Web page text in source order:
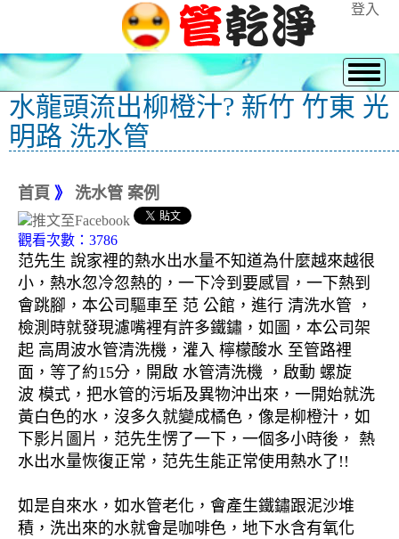
登入
水龍頭流出柳橙汁? 新竹 竹東 光
明路 洗水管
首頁 》 洗水管 案例
觀看次數：3786
范先生 說家裡的熱水出水量不知道為什麼越來越很
小，熱水忽冷忽熱的，一下冷到要感冒，一下熱到
會跳腳，本公司驅車至 范 公館，進行 清洗水管 ，
檢測時就發現濾嘴裡有許多鐵鏽，如圖，本公司架
起 高周波水管清洗機，灌入 檸檬酸水 至管路裡
面，等了約15分，開啟 水管清洗機 ，啟動 螺旋
波 模式，把水管的污垢及異物沖出來，一開始就洗
黃白色的水，沒多久就變成橘色，像是柳橙汁，如
下影片圖片，范先生愣了一下，一個多小時後， 熱
水出水量恢復正常，范先生能正常使用熱水了!!
如是自來水，如水管老化，會產生鐵鏽跟泥沙堆
積，洗出來的水就會是咖啡色，地下水含有氧化